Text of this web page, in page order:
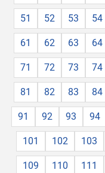
51 52 53 54
61 62 63 64
71 72 73 74
81 82 83 84
91 92 93 94
101 102 103
109 110 111